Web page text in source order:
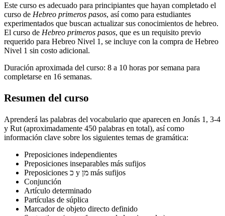
Este curso es adecuado para principiantes que hayan completado el
curso de Hebreo primeros pasos, así como para estudiantes
experimentados que buscan actualizar sus conocimientos de hebreo.
El curso de Hebreo primeros pasos, que es un requisito previo
requerido para Hebreo Nivel 1, se incluye con la compra de Hebreo
Nivel 1 sin costo adicional.
Duración aproximada del curso: 8 a 10 horas por semana para
completarse en 16 semanas.
Resumen del curso
Aprenderá las palabras del vocabulario que aparecen en Jonás 1, 3-4
y Rut (aproximadamente 450 palabras en total), así como
información clave sobre los siguientes temas de gramática:
Preposiciones independientes
Preposiciones inseparables más sufijos
Preposiciones כ y מן más sufijos
Conjunción
Artículo determinado
Partículas de súplica
Marcador de objeto directo definido